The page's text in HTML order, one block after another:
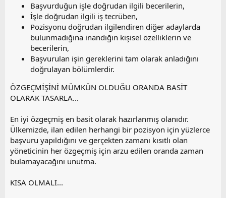
Başvurduğun işle doğrudan ilgili becerilerin,
İşle doğrudan ilgili iş tecrüben,
Pozisyonu doğrudan ilgilendiren diğer adaylarda
bulunmadığına inandığın kişisel özelliklerin ve
becerilerin,
Başvurulan işin gereklerini tam olarak anladığını
doğrulayan bölümlerdir.
ÖZGEÇMİŞİNİ MÜMKÜN OLDUĞU ORANDA BASİT
OLARAK TASARLA...
En iyi özgeçmiş en basit olarak hazırlanmış olanıdır.
Ülkemizde, ilan edilen herhangi bir pozisyon için yüzlerce
başvuru yapıldığını ve gerçekten zamanı kısıtlı olan
yöneticinin her özgeçmiş için arzu edilen oranda zaman
bulamayacağını unutma.
KISA OLMALI...